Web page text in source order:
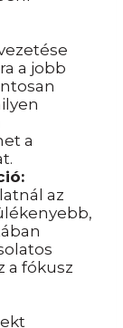
a jobb
a
az
a fókusz